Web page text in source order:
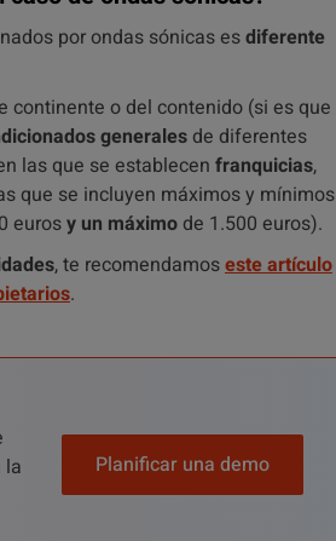
por ondas sónicas esdiferente
continente o del contenido (si es que
generales de diferentes
las que se establecen franquicias,
que se incluyen máximos y mínimos
eurosy un máximo de 1.500 euros).
, te recomendamoseste artículo
.
la
Planificar una demo